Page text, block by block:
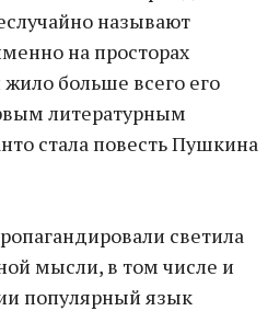
называют
на просторах
больше всего его
литературным
стала повесть Пушкина
светила
мысли, в том числе и
популярный язык